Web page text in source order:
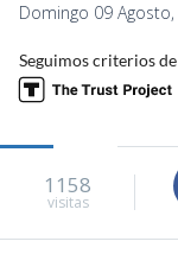
Domingo 09
Seguimos criterios de
1158
visitas